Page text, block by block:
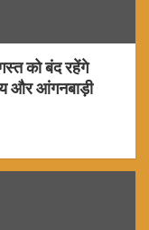
को बंद रहेंगे
और आंगनबाड़ी